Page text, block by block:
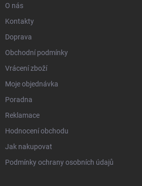
O nás
Kontakty
Doprava
Obchodní podmínky
Vrácení zboží
Moje objednávka
Poradna
Reklamace
Hodnocení obchodu
Jak nakupovat
Podmínky ochrany osobních údajů